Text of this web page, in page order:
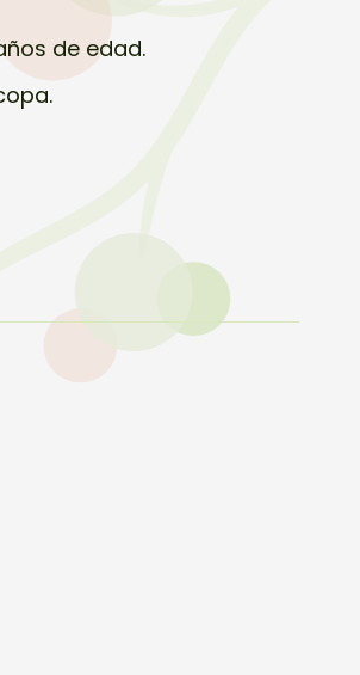
de edad.